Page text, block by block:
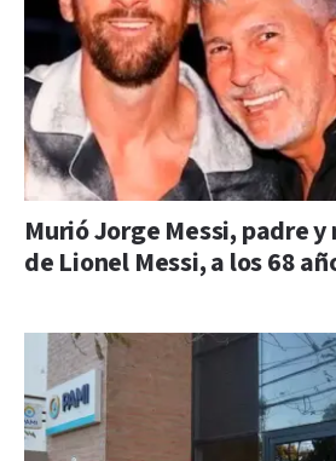
Murió Jorge Messi, padre
de Lionel Messi, a los 68